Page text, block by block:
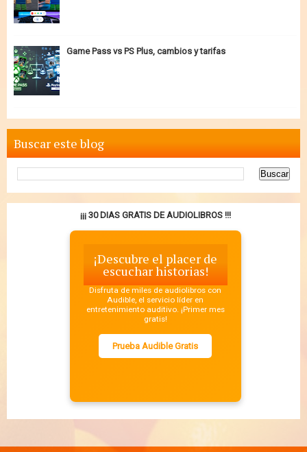
Game Pass vs PS Plus, cambios y tarifas
Buscar este blog
¡¡¡ 30 DIAS GRATIS DE AUDIOLIBROS !!!
¡Descubre el placer de
escuchar historias!
Disfruta de miles de audiolibros con
Audible, el servicio líder en
entretenimiento auditivo. ¡Primer mes
gratis!
Prueba Audible Gratis